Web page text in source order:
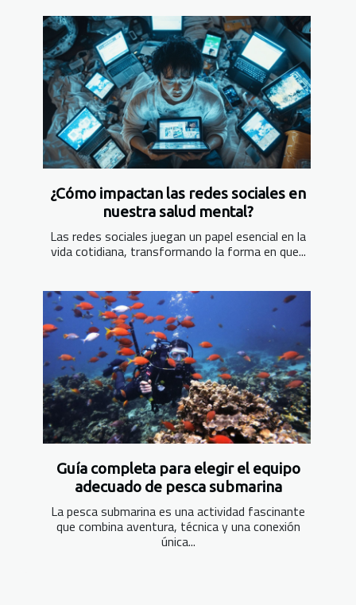
¿Cómo impactan las redes sociales en
nuestra salud mental?
Las redes sociales juegan un papel esencial en la
vida cotidiana, transformando la forma en que...
Guía completa para elegir el equipo
adecuado de pesca submarina
La pesca submarina es una actividad fascinante
que combina aventura, técnica y una conexión
única...